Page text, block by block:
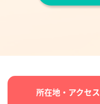
所在地・アクセス